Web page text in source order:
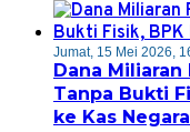
Jumat, 15 Mei 2026,
Dana
Tanpa Bukti
ke Kas Negara